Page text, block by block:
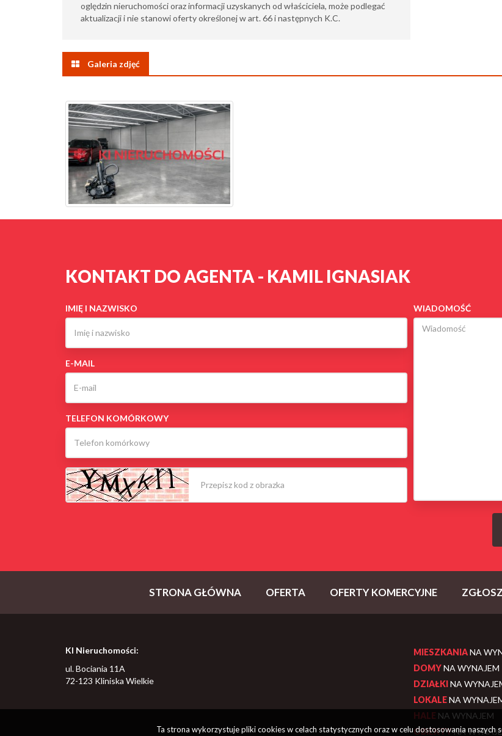
oględzin nieruchomości oraz informacji uzyskanych od właściciela, może podlegać
aktualizacji i nie stanowi oferty określonej w art. 66 i następnych K.C.
Galeria zdjęć
KONTAKT DO AGENTA - KAMIL IGNASIAK
IMIĘ I NAZWISKO
E-MAIL
TELEFON KOMÓRKOWY
WIADOMOŚĆ
STRONA GŁÓWNA OFERTA OFERTY KOMERCYJNE
KI Nieruchomości:
ul. Bociania 11A
72-123 Kliniska Wielkie
MIESZKANIANA
DOMYNA WYNAJEM
DZIAŁKINA
LOKALENA
HALE NA WYNAJEM
OBIEKTYNA
Ta strona wykorzystuje pliki cookies w celach statystycznych oraz w celu dostosowania